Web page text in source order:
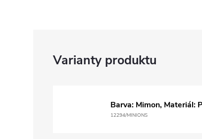
Barva: Mimon, Materiál:
12294/MINIONS